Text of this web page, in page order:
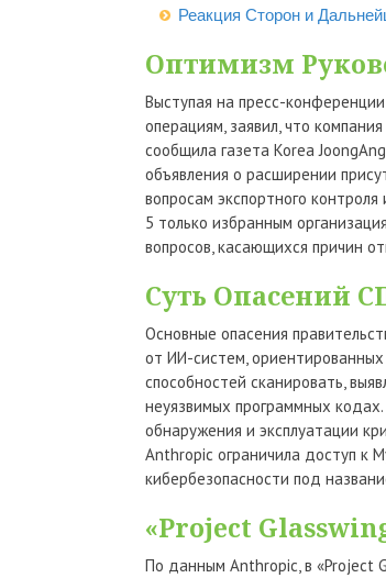
Реакция Сторон и
Оптимизм
Выступая на пресс-
операциям, заявил, что
сообщила газета Korea
объявления о расширении
вопросам экспортного
5 только избранным
вопросов, касающихся причин
Суть Опасений
Основные опасения
от ИИ-систем,
способностей сканировать,
неуязвимых программных
обнаружения и эксплуатации
Anthropic ограничила доступ к
кибербезопасности под
«Project
По данным Anthropic, в «Project